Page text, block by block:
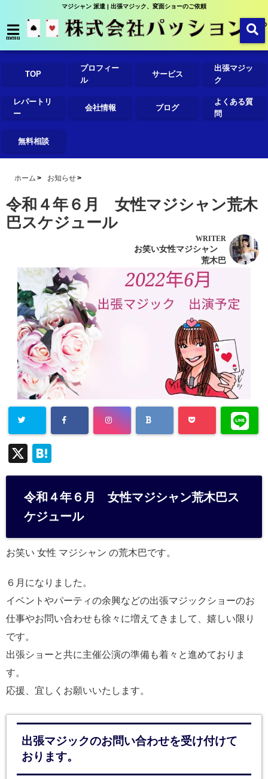
マジシャン 派遣 | 出張マジック、変面ショーのご依頼
menu
TOP
プロフィー
ル
サービス
出張マジッ
ク
レパートリ
ー
会社情報 ブログ
よくある質
問
無料相談
ホーム お知らせ
令和４年６月 女性マジシャン荒木
巴スケジュール
WRITER
お笑い女性マジシャン
荒木巴
X
at
e
n
令和４年６月 女性マジシャン荒木巴ス
ケジュール
お笑い 女性 マジシャン の荒木巴です。
６月になりました。
イベントやパーティの余興などの出張マジックショーのお
仕事やお問い合わせも徐々に増えてきまして、嬉しい限り
です。
出張ショーと共に主催公演の準備も着々と進めておりま
す。
応援、宜しくお願いいたします。
出張マジックのお問い合わせを受け付けて
おります。